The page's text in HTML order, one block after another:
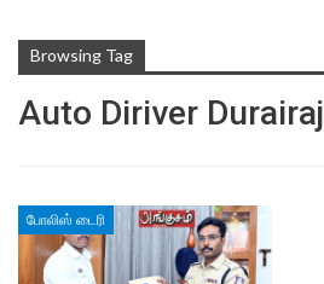
Browsing Tag
Auto Diriver Durairaj
போலிஸ் டைரி